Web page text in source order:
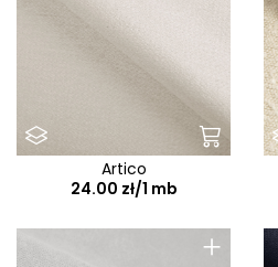
Artico
24.00 zł/1 mb
+